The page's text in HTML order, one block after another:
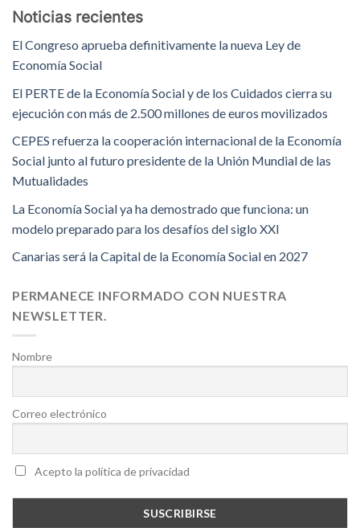
Noticias recientes
El Congreso aprueba definitivamente la nueva Ley de
Economía Social
El PERTE de la Economía Social y de los Cuidados cierra su
ejecución con más de 2.500 millones de euros movilizados
CEPES refuerza la cooperación internacional de la Economía
Social junto al futuro presidente de la Unión Mundial de las
Mutualidades
La Economía Social ya ha demostrado que funciona: un
modelo preparado para los desafíos del siglo XXI
Canarias será la Capital de la Economía Social en 2027
PERMANECE INFORMADO CON NUESTRA
NEWSLETTER.
Nombre
Correo electrónico
Acepto la política de privacidad